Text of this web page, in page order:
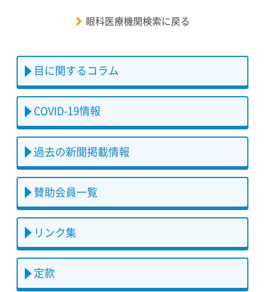
眼科医療機関検索に戻る
目に関するコラム
COVID-19情報
過去の新聞掲載情報
賛助会員一覧
リンク集
定款